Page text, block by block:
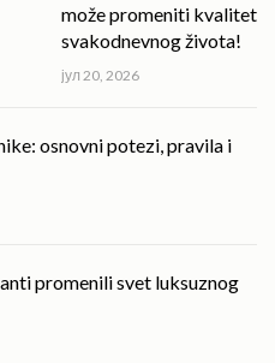
može promeniti kvalitet
svakodnevnog života!
јул 20, 2026
osnovni potezi, pravila i
promenili svet luksuznog